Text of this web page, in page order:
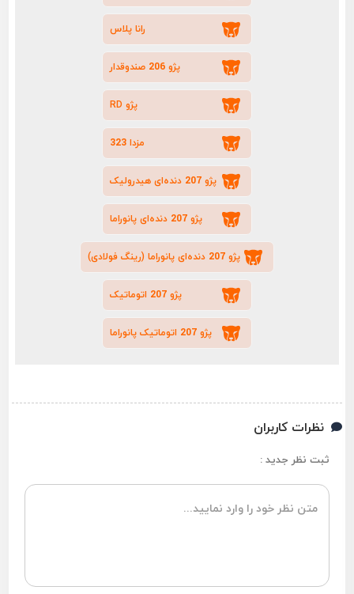
رانا پلاس
پژو 206 صندوقدار
پژو RD
مزدا 323
پژو 207 دنده‌ای هیدرولیک
پژو 207 دنده‌ای پانوراما
پژو 207 دنده‌ای پانوراما (رینگ فولادی)
پژو 207 اتوماتیک
پژو 207 اتوماتیک پانوراما
نظرات کاربران
ثبت نظر جدید :